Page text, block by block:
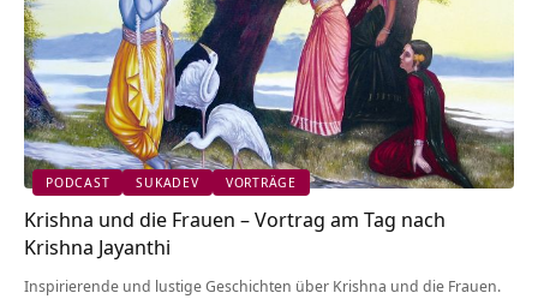
PODCAST SUKADEV VORTRÄGE
Krishna und die Frauen – Vortrag am Tag nach
Krishna Jayanthi
Inspirierende und lustige Geschichten über Krishna und die Frauen.